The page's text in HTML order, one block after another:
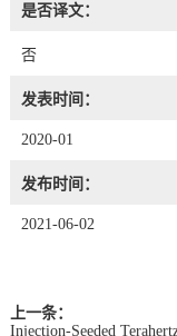
是否译文：
否
发表时间：
2020-01
发布时间：
2021-06-02
上一条：
Injection-Seeded